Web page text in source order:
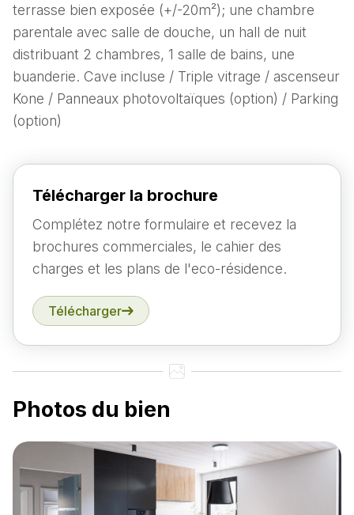
terrasse bien exposée (+/-20m²); une chambre
parentale avec salle de douche, un hall de nuit
distribuant 2 chambres, 1 salle de bains, une
buanderie. Cave incluse / Triple vitrage / ascenseur
Kone / Panneaux photovoltaïques (option) / Parking
(option)
Télécharger la brochure
Complétez notre formulaire et recevez la
brochures commerciales, le cahier des
charges et les plans de l'eco-résidence.
Télécharger
Photos du bien